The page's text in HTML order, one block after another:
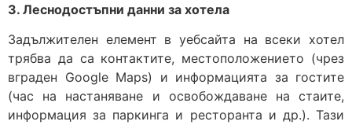
3. Леснодостъпни данни за хотела
Задължителен елемент в уебсайта на всеки хотел
трябва да са контактите, местоположението (чрез
вграден Google Maps) и информацията за гостите
(час на настаняване и освобождаване на стаите,
информация за паркинга и ресторанта и др.). Тази